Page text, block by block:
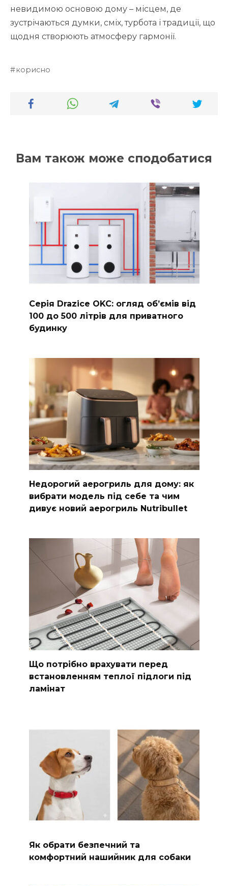
невидимою основою дому – місцем, де
зустрічаються думки, сміх, турбота і традиції, що
щодня створюють атмосферу гармонії.
корисно
Вам також може сподобатися
Серія Drazice OKC: огляд обʼємів від
100 до 500 літрів для приватного
будинку
Недорогий аерогриль для дому: як
вибрати модель під себе та чим
дивує новий аерогриль Nutribullet
Що потрібно врахувати перед
встановленням теплої підлоги під
ламінат
Як обрати безпечний та
комфортний нашийник для собаки